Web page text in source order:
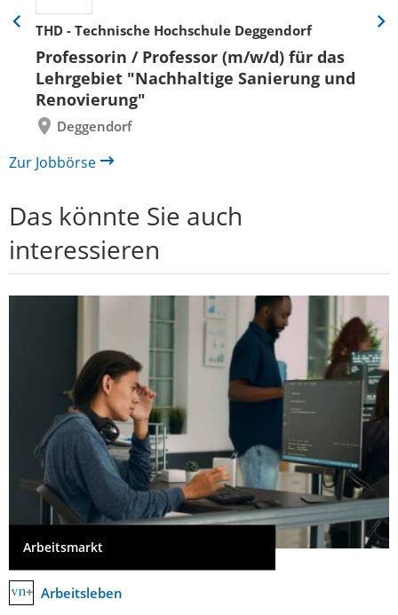
THD - Technische Hochschule Deggendorf
Professorin / Professor (m/w/d) für das
Lehrgebiet "Nachhaltige Sanierung und
Renovierung"
Deggendorf
Eine
zurück
Eine
Zur Jobbörse
Das könnte Sie auch
interessieren
Arbeitsmarkt
Arbeitsleben